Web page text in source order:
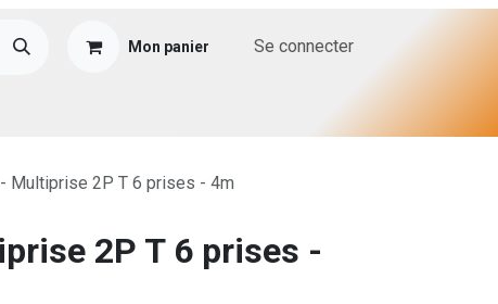
Mon panier Se connecter
- Multiprise 2P T 6 prises - 4m
2P T 6 prises -